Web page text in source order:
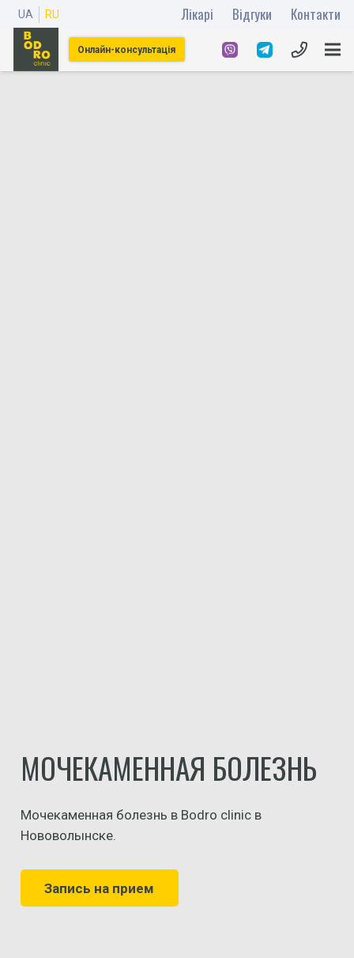
UA RU Лікарі Відгуки Контакти
Онлайн-консультація
МОЧЕКАМЕННАЯ БОЛЕЗНЬ
Мочекаменная болезнь в Bodro clinic в
Нововолынске.
Запись на прием